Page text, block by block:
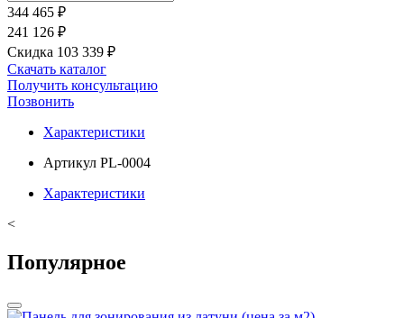
344 465 ₽
241 126 ₽
Скидка 103 339 ₽
Скачать каталог
Получить консультацию
Позвонить
Характеристики
Артикул PL-0004
Характеристики
<
Популярное